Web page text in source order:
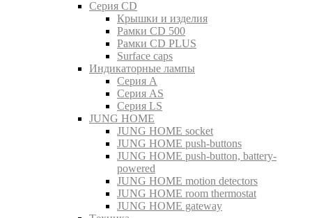
Серия CD
Крышки и изделия
Рамки CD 500
Рамки CD PLUS
Surface caps
Индикаторные лампы
Серия A
Серия AS
Серия LS
JUNG HOME
JUNG HOME socket
JUNG HOME push-buttons
JUNG HOME push-button, battery-
powered
JUNG HOME motion detectors
JUNG HOME room thermostat
JUNG HOME gateway